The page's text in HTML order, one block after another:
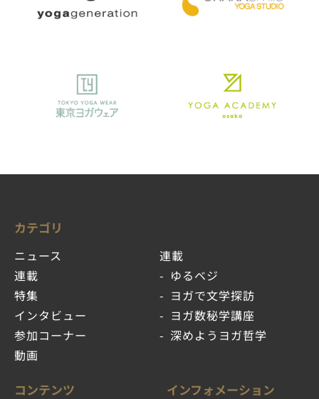
カテゴリ
ニュース
連載
特集
インタビュー
参加コーナー
動画
連載
ゆるベジ
ヨガで文学探訪
ヨガ数秘学講座
深めようヨガ哲学
コンテンツ インフォメーション